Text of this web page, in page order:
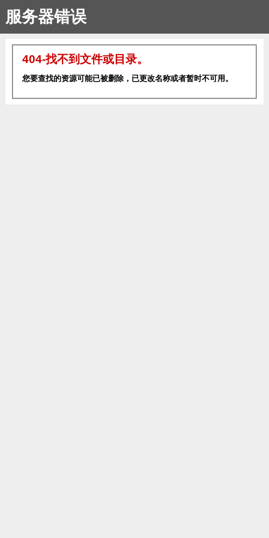
服务器错误
404-找不到文件或目录。
您要查找的资源可能已被删除，已更改名称或者暂时不可用。